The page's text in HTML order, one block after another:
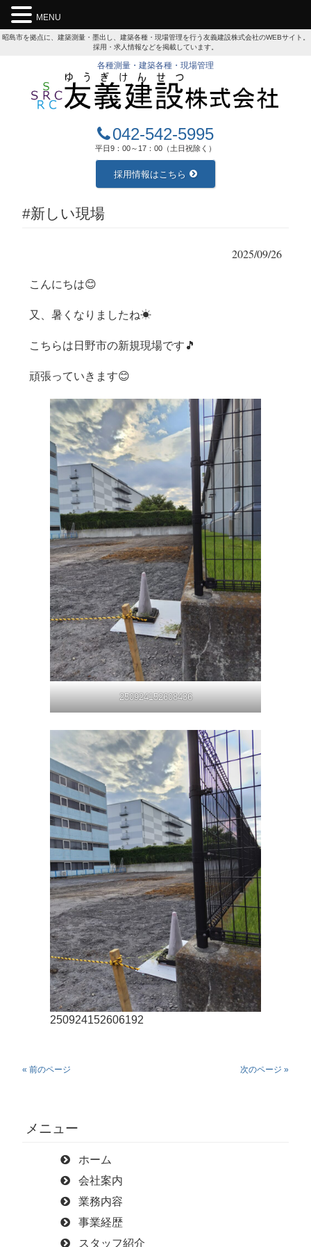
昭島市を拠点に、建築測量・墨出し、建築各種・現場管理を行う友義建設株式会社のWEBサイト。
採用・求人情報などを掲載しています。
各種測量・建築各種・現場管理
042-542-5995
平日9：00～17：00（土日祝除く）
採用情報はこちら
#新しい現場
2025/09/26
こんにちは😊
又、暑くなりましたね☀
こちらは日野市の新規現場です🎵
頑張っていきます😊
250924152608436
250924152606192
« 前のページ 次のページ »
メニュー
ホーム
会社案内
業務内容
事業経歴
スタッフ紹介
MENU